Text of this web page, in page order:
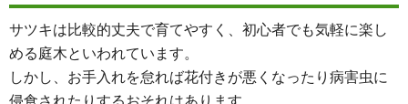
サツキは比較的丈夫で育てやすく、初心者でも気軽に楽し
める庭木といわれています。
しかし、お手入れを怠れば花付きが悪くなったり病害虫に
侵食されたりするおそれはあります。